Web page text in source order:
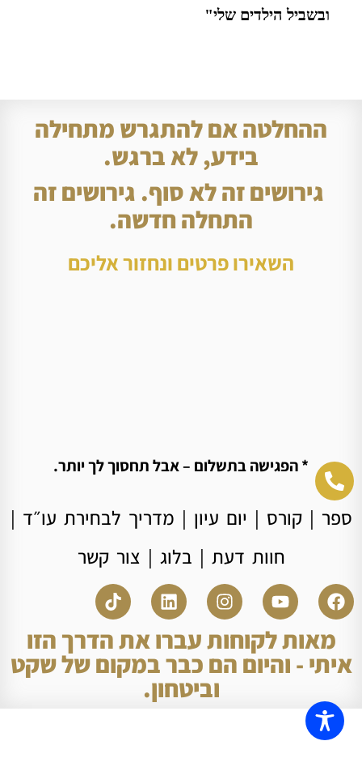
ובשביל הילדים שלי"
ההחלטה אם להתגרש מתחילה
בידע, לא ברגש.
גירושים זה לא סוף. גירושים זה
התחלה חדשה.
השאירו פרטים ונחזור אליכם
* הפגישה בתשלום – אבל תחסוך לך יותר.
ספר |קורס | יום עיון | מדריך לבחירת עו״ד |
חוות דעת | בלוג | צור קשר
מאות לקוחות עברו את הדרך הזו
איתי - והיום הם כבר במקום של שקט
וביטחון.